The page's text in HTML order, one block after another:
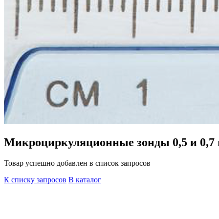
Микроциркуляционные зонды 0,5 и
Товар успешно добавлен в список запросов
К списку запросов В каталог